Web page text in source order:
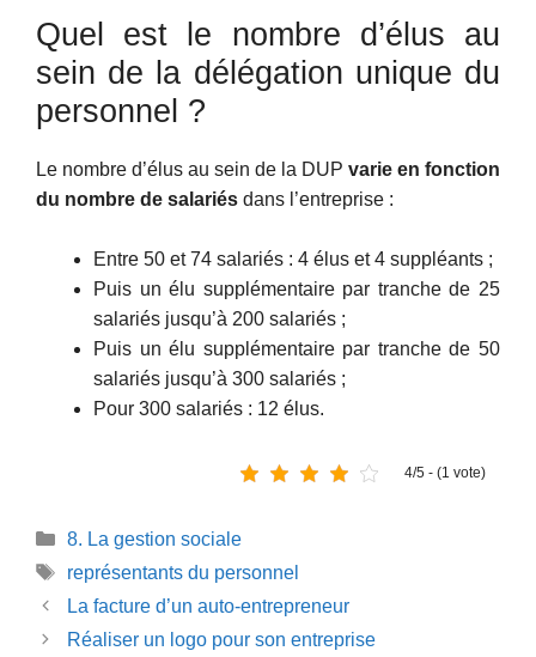
Quel est le nombre d’élus au
sein de la délégation unique du
personnel ?
Le nombre d’élus au sein de la DUP varie en fonction
du nombre de salariés dans l’entreprise :
Entre 50 et 74 salariés : 4 élus et 4 suppléants ;
Puis un élu supplémentaire par tranche de 25
salariés jusqu’à 200 salariés ;
Puis un élu supplémentaire par tranche de 50
salariés jusqu’à 300 salariés ;
Pour 300 salariés : 12 élus.
4/5 - (1 vote)
Catégories
8. La gestion sociale
Étiquettes
représentants du personnel
La facture d’un auto-entrepreneur
Réaliser un logo pour son entreprise